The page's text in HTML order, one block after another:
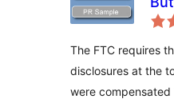
The FTC requires
disclosures at the
were